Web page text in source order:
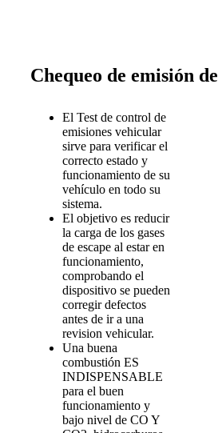
Chequeo de emisión de
El Test de control de
emisiones vehicular
sirve para verificar el
correcto estado y
funcionamiento de su
vehículo en todo su
sistema.
El objetivo es reducir
la carga de los gases
de escape al estar en
funcionamiento,
comprobando el
dispositivo se pueden
corregir defectos
antes de ir a una
revision vehicular.
Una buena
combustión ES
INDISPENSABLE
para el buen
funcionamiento y
bajo nivel de CO Y